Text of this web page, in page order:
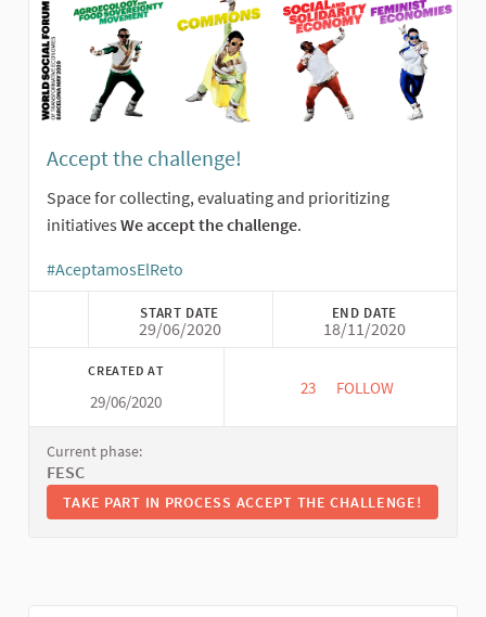
Accept the challenge!
Space for collecting, evaluating and prioritizing
initiatives We accept the challenge.
#AceptamosElReto
START DATE
29/06/2020
END DATE
18/11/2020
CREATED AT
29/06/2020
23 23 FOLLOWERS
FOLLOW
Current phase:
FESC
TAKE PART IN PROCESS ACCEPT THE CHALLENGE!
TAKE PART IN PROCESS ACCEPT THE CHALLENGE!